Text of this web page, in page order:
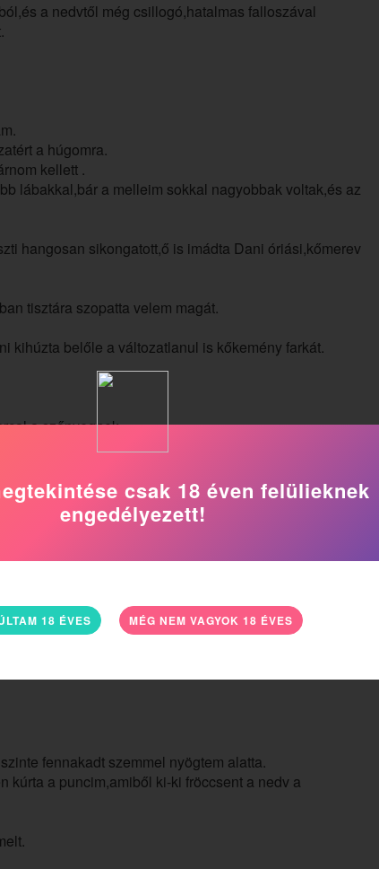
a nedvtől még csillogó,hatalmas falloszával
a húgomra.
kellett .
lábakkal,bár a melleim sokkal nagyobbak voltak,és az
hangosan sikongatott,ő is imádta Dani óriási,kőmerev
tisztára szopatta velem magát.
kihúzta belőle a változatlanul is kőkemény farkát.
a szőnyegnek.
a pinád.
is elmész-e.
fennakadt szemmel nyögtem alatta.
kúrta a puncim,amiből ki-ki fröccsent a nedv a
csak 18 éven felülieknek
engedélyezett!
18 ÉVES MÉG NEM VAGYOK 18 ÉVES